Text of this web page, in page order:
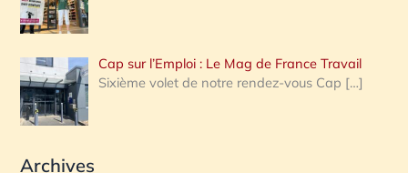
Cap sur l’Emploi : Le Mag de France Travail
Sixième volet de notre rendez-vous Cap […]
Archives